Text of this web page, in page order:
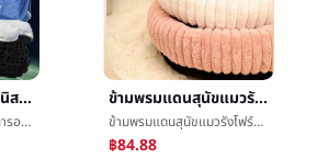
มาตรฐานตาข่ายเทนนิสการอบรมเกมอัพเกรดตาข่ายเทนนิสแบบพกพาถอดได้เทนนิสศูนย์สุทธิ
มาตรฐานตาข่ายเทนนิสการอบรมเกมอัพเกรดตาข่ายเทนนิสแบบพกพาถอดได้เทนนิสศูนย์สุทธิ
ข้ามพรมแดนสุนัขแมวรังโฟร์ซีซั่นส์สัตว์เลี้ยงรังเบาะสินค้าใหม่ฤดูหนาวอบอุ่นยาวกระต่ายผ้าพลัฌแมวรอบรังสุนัขåºเบาะเด็ก
ข้ามพรมแดนสุนัขแมวรังโฟร์ซีซั่นส์สัตว์เลี้ยงรังเบาะสินค้าใหม่ฤดูหนาวอบอุ่นยาวกระต่ายผ้าพลัฌแมวรอบรังสุนัขåºเบาะเด็ก
฿84.88